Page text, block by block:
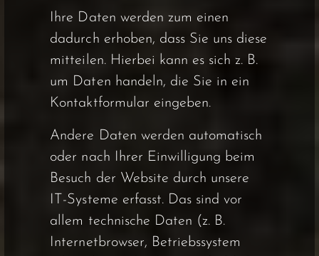
Ihre Daten werden zum einen
dadurch erhoben, dass Sie uns diese
mitteilen. Hierbei kann es sich z. B.
um Daten handeln, die Sie in ein
Kontaktformular eingeben.
Andere Daten werden automatisch
oder nach Ihrer Einwilligung beim
Besuch der Website durch unsere
IT-Systeme erfasst. Das sind vor
allem technische Daten (z. B.
Internetbrowser, Betriebssystem